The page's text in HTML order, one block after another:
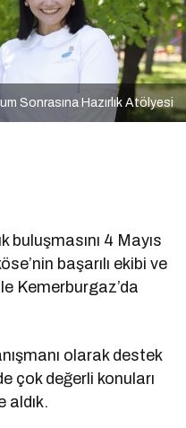
Sonrasına Hazırlık Atölyesi
buluşmasını 4 Mayıs
başarılı ekibi ve
Kemerburgaz’da
olarak destek
çok değerli konuları
aldık.